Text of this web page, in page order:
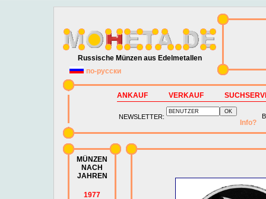
Russische Münzen aus Edelmetallen
по-русски
ANKAUF VERKAUF
NEWSLETTER:
Info?
MÜNZEN
NACH
JAHREN
1977